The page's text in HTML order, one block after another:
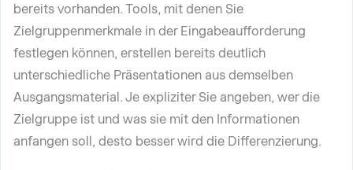
bereits vorhanden. Tools, mit denen Sie
Zielgruppenmerkmale in der Eingabeaufforderung
festlegen können, erstellen bereits deutlich
unterschiedliche Präsentationen aus demselben
Ausgangsmaterial. Je expliziter Sie angeben, wer die
Zielgruppe ist und was sie mit den Informationen
anfangen soll, desto besser wird die Differenzierung.